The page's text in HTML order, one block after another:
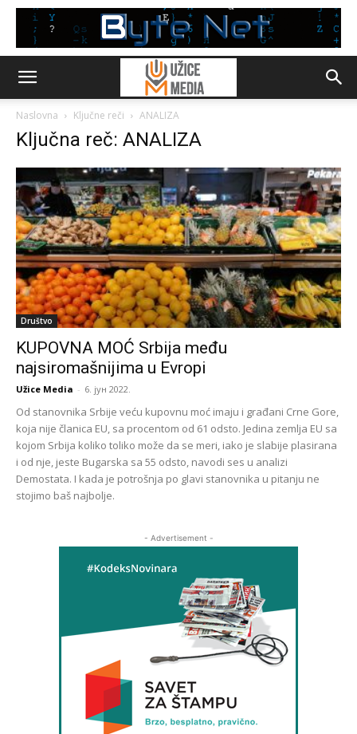
Naslovna Ključne reči ANALIZA
Ključna reč: ANALIZA
Društvo
KUPOVNA MOĆ Srbija među
najsiromašnijima u Evropi
Užice Media - 6. јун 2022.
Od stanovnika Srbije veću kupovnu moć imaju i građani Crne Gore,
koja nije članica EU, sa procentom od 61 odsto. Jedina zemlja EU sa
kojom Srbija koliko toliko može da se meri, iako je slabije plasirana
i od nje, jeste Bugarska sa 55 odsto, navodi ses u analizi
Demostata. I kada je potrošnja po glavi stanovnika u pitanju ne
stojimo baš najbolje.
- Advertisement -